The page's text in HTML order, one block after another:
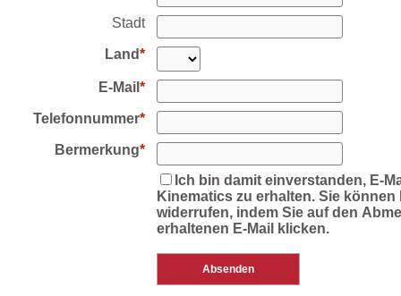
Stadt
Land
E-Mail
Telefonnummer
Bermerkung
Ich bin damit einverstanden, E-
Kinematics zu erhalten. Sie
widerrufen, indem Sie auf den
erhaltenen E-Mail klicken.